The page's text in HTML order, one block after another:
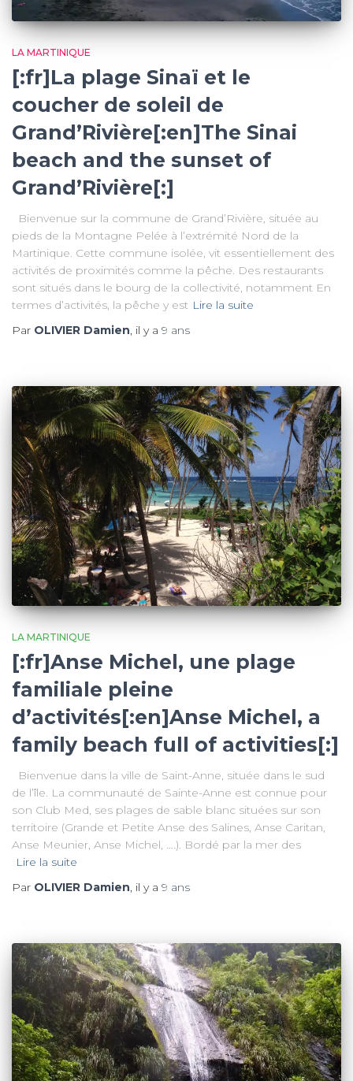
LA MARTINIQUE
[:fr]La plage Sinaï et le
coucher de soleil de
Grand’Rivière[:en]The Sinai
beach and the sunset of
Grand’Rivière[:]
Bienvenue sur la commune de Grand’Rivière, située au
pieds de la Montagne Pelée à l’extrémité Nord de la
Martinique. Cette commune isolée, vit essentiellement des
activités de proximités comme la pêche. Des restaurants
sont situés dans le bourg de la collectivité, notamment En
termes d’activités, la pêche y est Lire la suite
Par OLIVIER Damien, il y a 9 ans
LA MARTINIQUE
[:fr]Anse Michel, une plage
familiale pleine
d’activités[:en]Anse Michel, a
family beach full of activities[:]
Bienvenue dans la ville de Saint-Anne, située dans le sud
de l’île. La communauté de Sainte-Anne est connue pour
son Club Med, ses plages de sable blanc situées sur son
territoire (Grande et Petite Anse des Salines, Anse Caritan,
Anse Meunier, Anse Michel, ….). Bordé par la mer des
Lire la suite
Par OLIVIER Damien, il y a 9 ans